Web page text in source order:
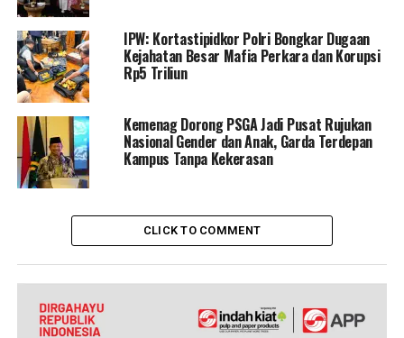
IPW: Kortastipidkor Polri Bongkar Dugaan
Kejahatan Besar Mafia Perkara dan Korupsi
Rp5 Triliun
Kemenag Dorong PSGA Jadi Pusat Rujukan
Nasional Gender dan Anak, Garda Terdepan
Kampus Tanpa Kekerasan
CLICK TO COMMENT